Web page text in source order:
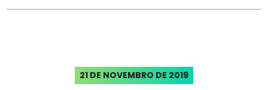
21 DE NOVEMBRO DE 2019